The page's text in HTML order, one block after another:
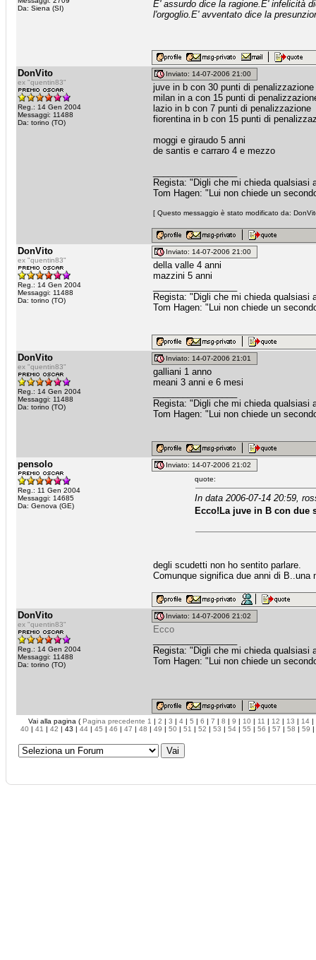
Da: Siena (SI)
E' assurdo dice la ragione.E' infelicità
l'orgoglio.E' avventato dice la
DonVito
ex "quentin83"
Reg.: 14 Gen 2004
Messaggi: 11488
Da: torino (TO)
Inviato: 14-07-2006 21:00
juve in b con 30 punti di penalizzazione
milan in a con 15 punti di
lazio in b con 7 punti di penalizzazione
fiorentina in b con 15 punti di
moggi e giraudo 5 anni
de santis e carraro 4 e mezzo
Regista: "Digli che mi chieda qualsiasi
Tom Hagen: "Lui non chiede un
[ Questo messaggio è stato modificato da:
DonVito
ex "quentin83"
Reg.: 14 Gen 2004
Messaggi: 11488
Da: torino (TO)
Inviato: 14-07-2006 21:00
della valle 4 anni
mazzini 5 anni
Regista: "Digli che mi chieda qualsiasi
Tom Hagen: "Lui non chiede un
DonVito
ex "quentin83"
Reg.: 14 Gen 2004
Messaggi: 11488
Da: torino (TO)
Inviato: 14-07-2006 21:01
galliani 1 anno
meani 3 anni e 6 mesi
Regista: "Digli che mi chieda qualsiasi
Tom Hagen: "Lui non chiede un
pensolo
Reg.: 11 Gen 2004
Messaggi: 14685
Da: Genova (GE)
Inviato: 14-07-2006 21:02
quote:
In data 2006-07-14 20:59,
Ecco!La juve in B con due
degli scudetti non ho sentito parlare.
Comunque significa due anni di B..una
DonVito
ex "quentin83"
Reg.: 14 Gen 2004
Messaggi: 11488
Da: torino (TO)
Inviato: 14-07-2006 21:02
Ecco
Regista: "Digli che mi chieda qualsiasi
Tom Hagen: "Lui non chiede un
Vai alla pagina ( Pagina precedente 1 | 2 | 3 | 4 | 5 | 6 | 7 | 8 | 9 | 10 | 11 | 12 | 13 | 14 |
40 | 41 | 42 | 43 | 44 | 45 | 46 | 47 | 48 | 49 | 50 | 51 | 52 | 53 | 54 | 55 | 56 | 57 | 58 | 59 |